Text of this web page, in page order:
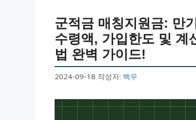
군적금 매칭지원금: 만기
수령액, 가입한도 및 계
법 완벽 가이드!
2024-09-18 작성자: 백우